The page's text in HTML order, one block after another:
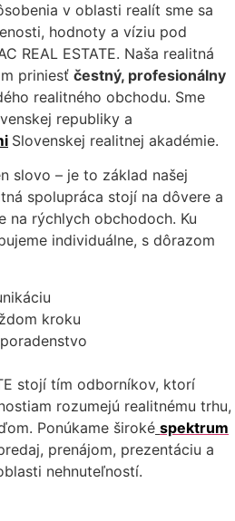
v oblasti realít sme sa
hodnoty a víziu pod
REAL ESTATE. Naša realitná
priniesť čestný, profesionálny
realitného obchodu. Sme
republiky a
Slovenskej realitnej akadémie.
slovo – je to základ našej
spolupráca stojí na dôvere a
na rýchlych obchodoch. Ku
individuálne, s dôrazom
kroku
stojí tím odborníkov, ktorí
rozumejú realitnému trhu,
Ponúkame široké spektrum
prenájom, prezentáciu a
nehnuteľností.